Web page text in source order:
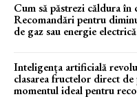
Cum să păstrezi căldura în
Recomandări pentru
de gaz sau energie
Inteligența artificială
clasarea fructelor direct
momentul ideal pentru